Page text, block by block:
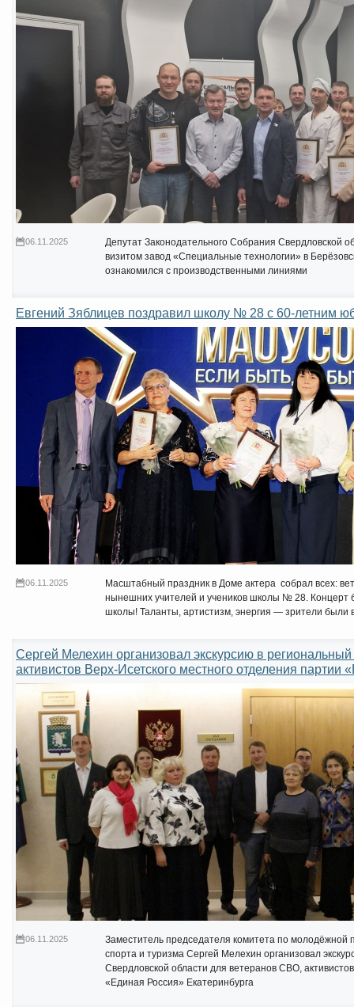
06.11.2025
Депутат Законодательного Собрания Свердловской
визитом завод «Специальные технологии» в
ознакомился с производственными линиями
Евгений Зяблицев поздравил школу № 28 с 60-летним
06.11.2025
Масштабный праздник в Доме актера собрал всех:
нынешних учителей и учеников школы № 28. Концерт
школы! Таланты, артистизм, энергия — зрители были
Сергей Мелехин организовал экскурсию в
активистов Верх-Исетского местного отделения партии
06.11.2025
Заместитель председателя комитета по молодёжной
спорта и туризма Сергей Мелехин организовал
Свердловской области для ветеранов СВО,
«Единая Россия» Екатеринбурга